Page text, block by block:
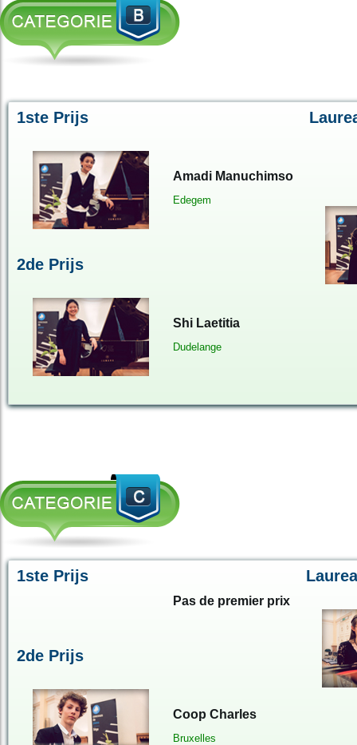
1ste Prijs
Amadi Manuchimso
Edegem
2de Prijs
Shi Laetitia
Dudelange
1ste Prijs
Pas de premier prix
2de Prijs
Coop Charles
Bruxelles